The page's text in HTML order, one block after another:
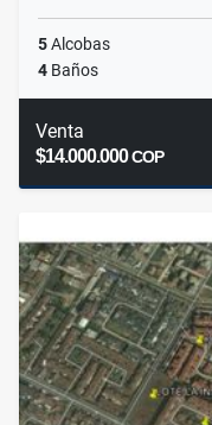
5Alcobas
4 Baños
Venta
$14.000.000COP